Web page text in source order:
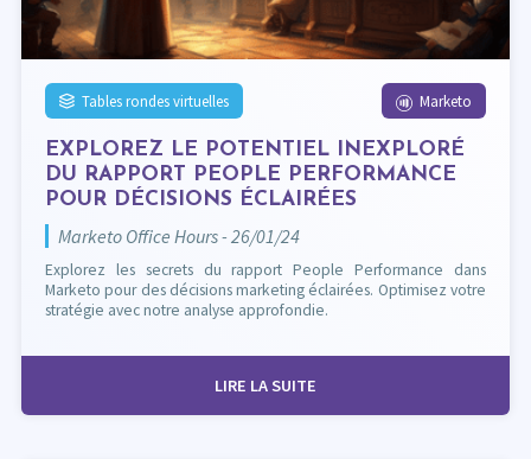
Tables rondes virtuelles Marketo
EXPLOREZ LE POTENTIEL INEXPLORÉ
DU RAPPORT PEOPLE PERFORMANCE
POUR DÉCISIONS ÉCLAIRÉES
Marketo Office Hours - 26/01/24
Explorez les secrets du rapport People Performance dans
Marketo pour des décisions marketing éclairées. Optimisez votre
stratégie avec notre analyse approfondie.
LIRE LA SUITE